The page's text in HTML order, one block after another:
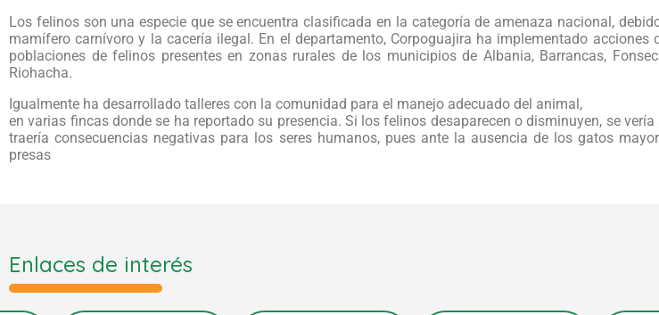
Los felinos son una especie que se encuentra clasificada en la categoría de amenaza nacional,
mamífero carnívoro y la cacería ilegal. En el departamento, Corpoguajira ha implementado acciones
poblaciones de felinos presentes en zonas rurales de los municipios de Albania, Barrancas,
Riohacha.
Igualmente ha desarrollado talleres con la comunidad para el manejo adecuado del animal,
en varias fincas donde se ha reportado su presencia. Si los felinos desaparecen o disminuyen, se
traería consecuencias negativas para los seres humanos, pues ante la ausencia de los gatos
presas
Enlaces de interés